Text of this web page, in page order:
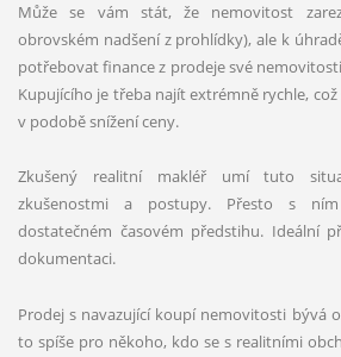
Může se vám stát, že nemovitost
obrovském nadšení z prohlídky), ale k
potřebovat finance z prodeje své
Kupujícího je třeba najít extrémně rychle,
v podobě snížení ceny.
Zkušený realitní makléř umí tuto
zkušenostmi a postupy. Přesto s
dostatečném časovém předstihu. Ideální
dokumentaci.
Prodej s navazující koupí nemovitosti bývá
to spíše pro někoho, kdo se s realitními